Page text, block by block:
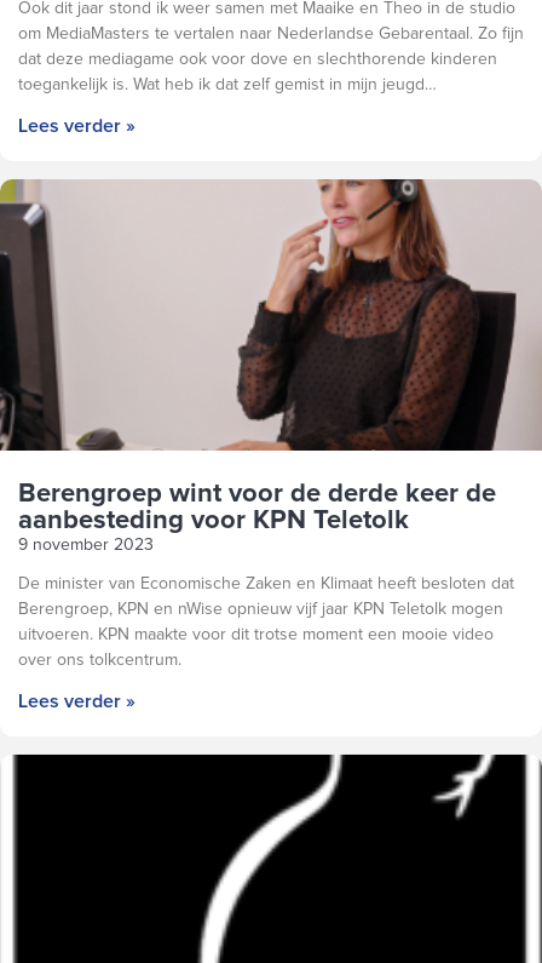
Ook dit jaar stond ik weer samen met Maaike en Theo in de studio
om MediaMasters te vertalen naar Nederlandse Gebarentaal. Zo fijn
dat deze mediagame ook voor dove en slechthorende kinderen
toegankelijk is. Wat heb ik dat zelf gemist in mijn jeugd…
Lees verder »
Berengroep wint voor de derde keer de
aanbesteding voor KPN Teletolk
9 november 2023
De minister van Economische Zaken en Klimaat heeft besloten dat
Berengroep, KPN en nWise opnieuw vijf jaar KPN Teletolk mogen
uitvoeren. KPN maakte voor dit trotse moment een mooie video
over ons tolkcentrum.
Lees verder »